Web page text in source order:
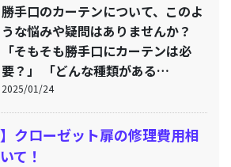
勝手口のカーテンについて、このよ
うな悩みや疑問はありませんか？
「そもそも勝手口にカーテンは必
要？」 「どんな種類がある…
2025/01/24
】クローゼット扉の修理費用相
て！